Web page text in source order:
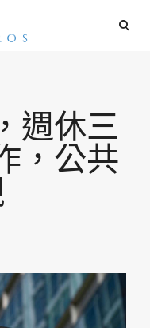
open
週休三
，公共